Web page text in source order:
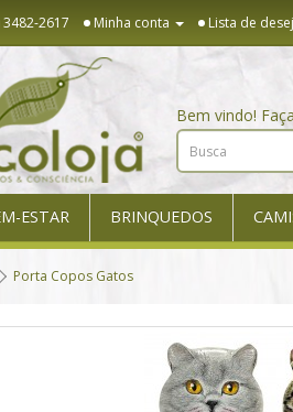
3482-2617 Minha conta Lista de
Bem vindo! Faça
ESTAR BRINQUEDOS
Porta Copos Gatos